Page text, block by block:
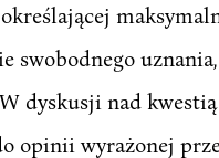
swobodnego
dyskusji nad
opinii wyrażonej